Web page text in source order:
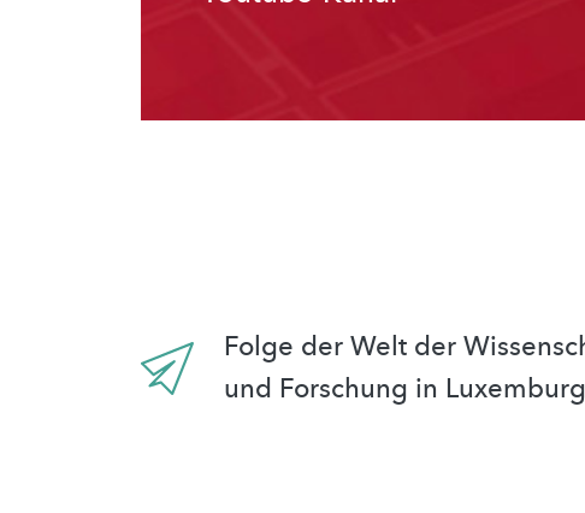
Folge der Welt der
und Forschung in Luxemburg